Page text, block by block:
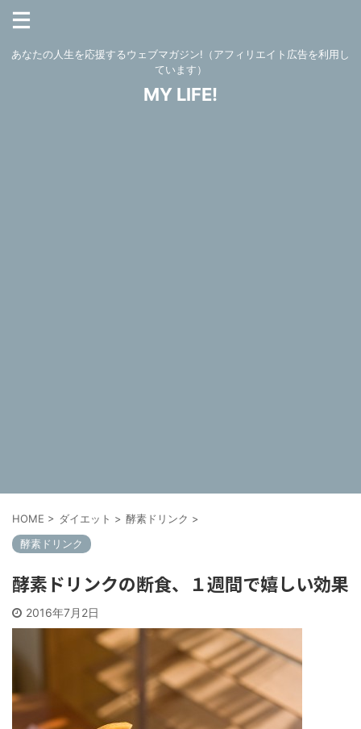
あなたの人生を応援するウェブマガジン!（アフィリエイト広告を利用し
ています）
MY LIFE!
HOME > ダイエット > 酵素ドリンク >
酵素ドリンク
酵素ドリンクの断食、１週間で嬉しい効果
2016年7月2日